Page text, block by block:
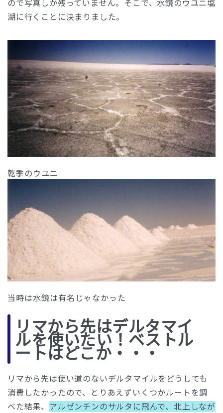
ので写真しか残っていません。そこで、水鏡のウユニ塩
湖に行くことに決まりました。
乾季のウユニ
当時は水鏡は有名じゃなかった
リマから先はデルタマイ
ルを使いたい！ベストル
ートはどこか・・・
リマから先は使い道のないデルタマイルをどうしても
消費したかったので、とりあえずいくつかルートを調
べた結果、 アルゼンチンのサルタに飛んで、北上しなが